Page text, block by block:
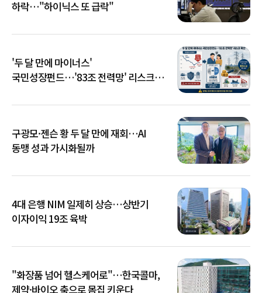
하락…"하이닉스 또 급락"
'두 달 만에 마이너스'
국민성장펀드…'83조 전력망' 리스크
구광모·젠슨 황 두 달 만에 재회…AI
동맹 성과 가시화될까
4대 은행 NIM 일제히 상승…상반기
이자이익 19조 육박
"화장품 넘어 헬스케어로"…한국콜마,
제약·바이오 축으로 몸집 키운다